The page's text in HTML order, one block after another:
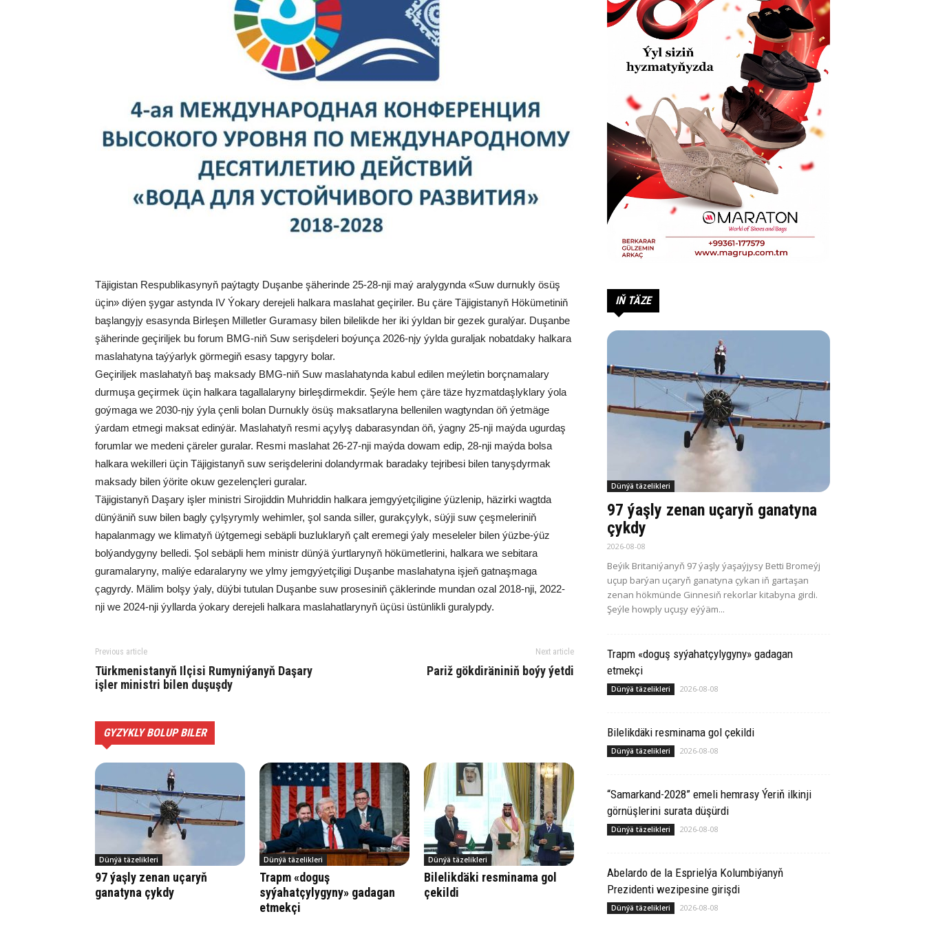
Täjigistan Respublikasynyň paýtagty Duşanbe şäherinde 25-28-nji maý aralygynda «Suw durnukly ösüş
üçin» diýen şygar astynda IV Ýokary derejeli halkara maslahat geçiriler. Bu çäre Täjigistanyň Hökümetiniň
başlangyjy esasynda Birleşen Milletler Guramasy bilen bilelikde her iki ýyldan bir gezek guralýar. Duşanbe
şäherinde geçiriljek bu forum BMG-niň Suw serişdeleri boýunça 2026-njy ýylda guraljak nobatdaky halkara
maslahatyna taýýarlyk görmegiň esasy tapgyry bolar.
Geçiriljek maslahatyň baş maksady BMG-niň Suw maslahatynda kabul edilen meýletin borçnamalary
durmuşa geçirmek üçin halkara tagallalaryny birleşdirmekdir. Şeýle hem çäre täze hyzmatdaşlyklary ýola
goýmaga we 2030-njy ýyla çenli bolan Durnukly ösüş maksatlaryna bellenilen wagtyndan öň ýetmäge
ýardam etmegi maksat edinýär. Maslahatyň resmi açylyş dabarasyndan öň, ýagny 25-nji maýda ugurdaş
forumlar we medeni çäreler guralar. Resmi maslahat 26-27-nji maýda dowam edip, 28-nji maýda bolsa
halkara wekilleri üçin Täjigistanyň suw serişdelerini dolandyrmak baradaky tejribesi bilen tanyşdyrmak
maksady bilen ýörite okuw gezelençleri guralar.
Täjigistanyň Daşary işler ministri Sirojiddin Muhriddin halkara jemgyýetçiligine ýüzlenip, häzirki wagtda
dünýäniň suw bilen bagly çylşyrymly wehimler, şol sanda siller, gurakçylyk, süýji suw çeşmeleriniň
hapalanmagy we klimatyň üýtgemegi sebäpli buzluklaryň çalt eremegi ýaly meseleler bilen ýüzbe-ýüz
bolýandygyny belledi. Şol sebäpli hem ministr dünýä ýurtlarynyň hökümetlerini, halkara we sebitara
guramalaryny, maliýe edaralaryny we ylmy jemgyýetçiligi Duşanbe maslahatyna işjeň gatnaşmaga
çagyrdy. Mälim bolşy ýaly, düýbi tutulan Duşanbe suw prosesiniň çäklerinde mundan ozal 2018-nji, 2022-
nji we 2024-nji ýyllarda ýokary derejeli halkara maslahatlarynyň üçüsi üstünlikli guralypdy.
Previous article
Türkmenistanyň Ilçisi Rumyniýanyň Daşary
işler ministri bilen duşuşdy
Next article
Pariž gökdiräniniň boýy ýetdi
GYZYKLY BOLUP BILER
Dünýä täzelikleri
97 ýaşly zenan uçaryň
ganatyna çykdy
Dünýä täzelikleri
Trapm «doguş
syýahatçylygyny» gadagan
etmekçi
Dünýä täzelikleri
Bilelikdäki resminama gol
çekildi
IŇ TÄZE
Dünýä täzelikleri
97 ýaşly zenan uçaryň ganatyna
çykdy
2026-08-08
Beýik Britaniýanyň 97 ýaşly ýaşaýjysy Betti Bromeýj
uçup barýan uçaryň ganatyna çykan iň gartaşan
zenan hökmünde Ginnesiň rekorlar kitabyna girdi.
Şeýle howply uçuşy eýýäm...
Trapm «doguş syýahatçylygyny» gadagan
etmekçi
Dünýä täzelikleri 2026-08-08
Bilelikdäki resminama gol çekildi
Dünýä täzelikleri 2026-08-08
“Samarkand-2028” emeli hemrasy Ýeriň ilkinji
görnüşlerini surata düşürdi
Dünýä täzelikleri 2026-08-08
Abelardo de la Esprielýa Kolumbiýanyň
Prezidenti wezipesine girişdi
Dünýä täzelikleri 2026-08-08